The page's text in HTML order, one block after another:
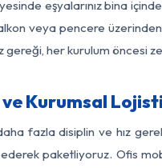
eşyalarınız bina
veya pencere
gereği, her kurulum
ve Kurumsal
daha fazla disiplin ve hız
paketliyoruz. Ofis